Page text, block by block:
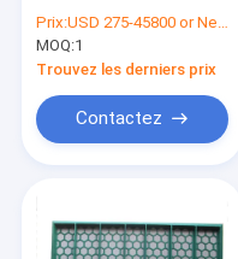
équipements de
contrôle des solides
de haute
performance
Prix:USD 275-45800 or Negotiable
MOQ:1
Trouvez les derniers prix
Contactez